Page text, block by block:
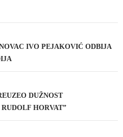
IVO PEJAKOVIĆ ODBIJA
DUŽNOST
HORVAT”